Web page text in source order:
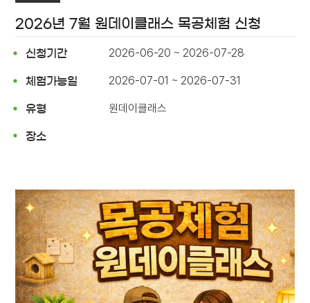
2026년 7월 원데이클래스 목공체험 신청
신청기간 2026-06-20 ~ 2026-07-28
체험가능일 2026-07-01 ~ 2026-07-31
유형 원데이클래스
장소